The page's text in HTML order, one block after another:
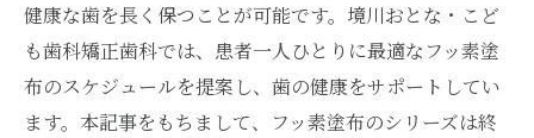
健康な歯を長く保つことが可能です。境川おとな・こど
も歯科矯正歯科では、患者一人ひとりに最適なフッ素塗
布のスケジュールを提案し、歯の健康をサポートしてい
ます。本記事をもちまして、フッ素塗布のシリーズは終